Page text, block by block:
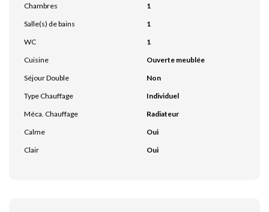
Chambres
1
Salle(s) de bains
1
WC
1
Cuisine
Ouverte meublée
Séjour Double
Non
Type Chauffage
Individuel
Méca. Chauffage
Radiateur
Calme
Oui
Clair
Oui